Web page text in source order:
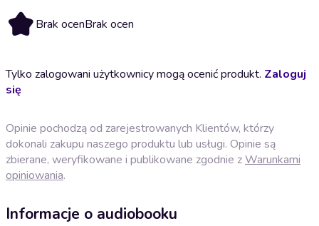
Brak ocenBrak ocen
Tylko zalogowani użytkownicy mogą ocenić produkt. Zaloguj
się
Opinie pochodzą od zarejestrowanych Klientów, którzy
dokonali zakupu naszego produktu lub usługi. Opinie są
zbierane, weryfikowane i publikowane zgodnie zWarunkami
opiniowania.
Informacje o audiobooku